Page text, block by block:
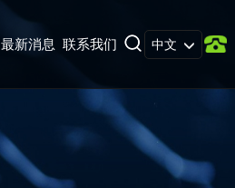
最新消息 联系我们 中文